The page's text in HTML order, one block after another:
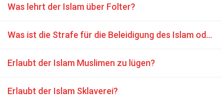
Was lehrt der Islam über Folter?
Was ist die Strafe für die Beleidigung des Islam oder Mohammeds?
Erlaubt der Islam Muslimen zu lügen?
Erlaubt der Islam Sklaverei?